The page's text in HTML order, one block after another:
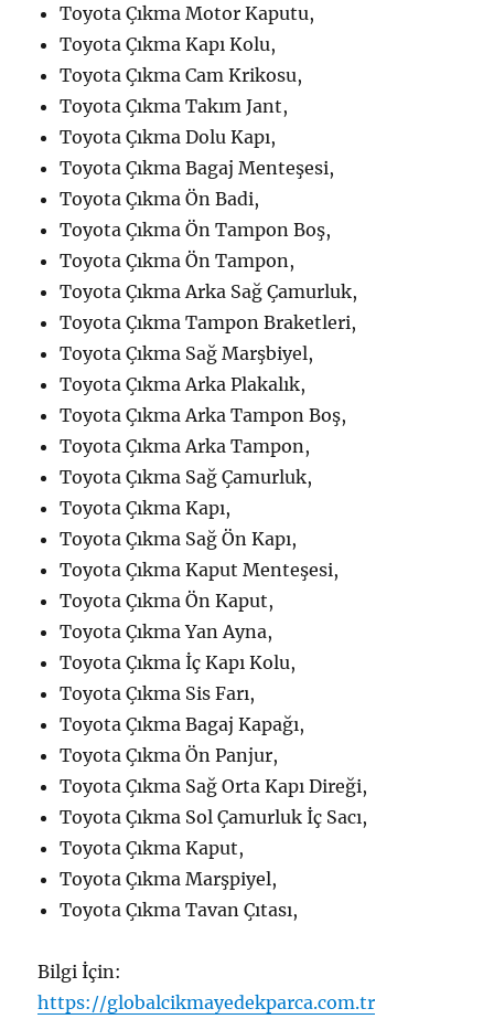
Toyota Çıkma Motor Kaputu,
Toyota Çıkma Kapı Kolu,
Toyota Çıkma Cam Krikosu,
Toyota Çıkma Takım Jant,
Toyota Çıkma Dolu Kapı,
Toyota Çıkma Bagaj Menteşesi,
Toyota Çıkma Ön Badi,
Toyota Çıkma Ön Tampon Boş,
Toyota Çıkma Ön Tampon,
Toyota Çıkma Arka Sağ Çamurluk,
Toyota Çıkma Tampon Braketleri,
Toyota Çıkma Sağ Marşbiyel,
Toyota Çıkma Arka Plakalık,
Toyota Çıkma Arka Tampon Boş,
Toyota Çıkma Arka Tampon,
Toyota Çıkma Sağ Çamurluk,
Toyota Çıkma Kapı,
Toyota Çıkma Sağ Ön Kapı,
Toyota Çıkma Kaput Menteşesi,
Toyota Çıkma Ön Kaput,
Toyota Çıkma Yan Ayna,
Toyota Çıkma İç Kapı Kolu,
Toyota Çıkma Sis Farı,
Toyota Çıkma Bagaj Kapağı,
Toyota Çıkma Ön Panjur,
Toyota Çıkma Sağ Orta Kapı Direği,
Toyota Çıkma Sol Çamurluk İç Sacı,
Toyota Çıkma Kaput,
Toyota Çıkma Marşpiyel,
Toyota Çıkma Tavan Çıtası,
Bilgi İçin:
https://globalcikmayedekparca.com.tr